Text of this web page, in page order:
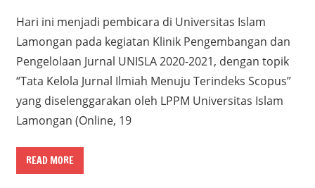
Hari ini menjadi pembicara di Universitas Islam
Lamongan pada kegiatan Klinik Pengembangan dan
Pengelolaan Jurnal UNISLA 2020-2021, dengan topik
“Tata Kelola Jurnal Ilmiah Menuju Terindeks Scopus”
yang diselenggarakan oleh LPPM Universitas Islam
Lamongan (Online, 19
READ MORE